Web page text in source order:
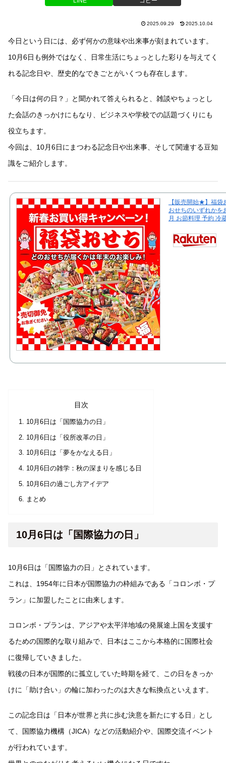
2025.09.29 2025.10.04
今日という日には、必ず何かの意味や出来事が刻まれています。
10月6日も例外ではなく、日常生活にちょっとした彩りを与えてく
れる記念日や、歴史的なできごとがいくつも存在します。
「今日は何の日？」と聞かれて答えられると、雑談やちょっとし
た会話のきっかけにもなり、ビジネスや学校での話題づくりにも
役立ちます。
今回は、10月6日にまつわる記念日や出来事、そして関連する豆知
識をご紹介します。
【販売開始★】福
おせちのいずれかを
月 お節料理 予約 冷
目次
10月6日は「国際協力の日」
10月6日は「役所改革の日」
10月6日は「夢をかなえる日」
10月6日の雑学：秋の深まりを感じる日
10月6日の過ごし方アイデア
まとめ
10月6日は「国際協力の日」
10月6日は「国際協力の日」とされています。
これは、1954年に日本が国際協力の枠組みである「コロンボ・プ
ラン」に加盟したことに由来します。
コロンボ・プランは、アジアや太平洋地域の発展途上国を支援す
るための国際的な取り組みで、日本はここから本格的に国際社会
に復帰していきました。
戦後の日本が国際的に孤立していた時期を経て、この日をきっか
けに「助け合い」の輪に加わったのは大きな転換点といえます。
この記念日は「日本が世界と共に歩む決意を新たにする日」とし
て、国際協力機構（JICA）などの活動紹介や、国際交流イベント
が行われています。